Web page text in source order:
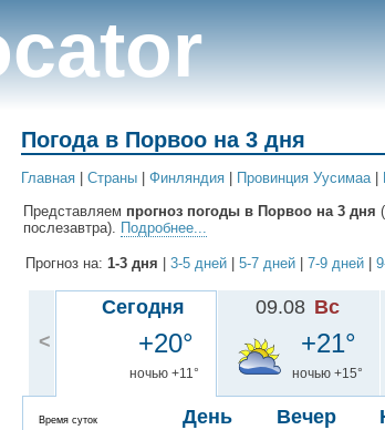
Погода в Порвоо на 3 дня
Главная Cтраны Финляндия Провинция Уусимаа|
Представляем прогноз погоды в Порвоо на 3 дня
послезавтра). Подробнее...
Прогноз на: 1-3 дня 3-5 дней 5-7 дней 7-9 дней
<
Сегодня
+20°
ночью +11°
Время суток День Вечер
09.08 Вс
+21°
ночью +15°